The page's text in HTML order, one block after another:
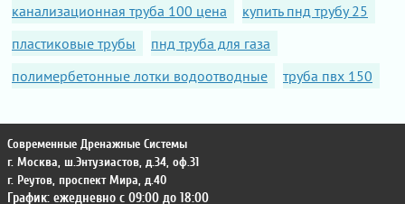
канализационная труба 100 цена
купить пнд трубу 25
пластиковые трубы
пнд труба для газа
полимербетонные лотки водоотводные
труба пвх 150
Современные Дренажные Системы
г. Москва, ш.Энтузиастов, д.34, оф.31
г. Реутов, проспект Мира, д.40
График: ежедневно с 09:00 до 18:00